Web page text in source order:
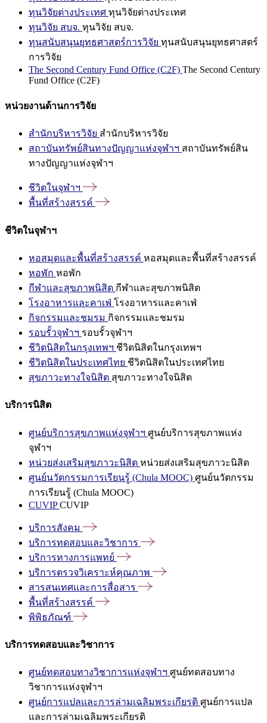
ทุนวิจัยต่างประเทศ ทุนวิจัยต่างประเทศ
ทุนวิจัย สบจ. ทุนวิจัย สบจ.
ทุนสนับสนุนยุทธศาสตร์การวิจัย ทุนสนับสนุนยุทธศาสตร์
การวิจัย
The Second Century Fund Office (C2F) The Second Century
Fund Office (C2F)
หน่วยงานด้านการวิจัย
สำนักบริหารวิจัย สำนักบริหารวิจัย
สถาบันทรัพย์สินทางปัญญาแห่งจุฬาฯ สถาบันทรัพย์สิน
ทางปัญญาแห่งจุฬาฯ
ชีวิตในจุฬาฯ
พื้นที่สร้างสรรค์
ชีวิตในจุฬาฯ
หอสมุดและพื้นที่สร้างสรรค์ หอสมุดและพื้นที่สร้างสรรค์
หอพัก หอพัก
กีฬาและสุขภาพนิสิต กีฬาและสุขภาพนิสิต
โรงอาหารและคาเฟ่ โรงอาหารและคาเฟ่
กิจกรรมและชมรม กิจกรรมและชมรม
รอบรั้วจุฬาฯ รอบรั้วจุฬาฯ
ชีวิตนิสิตในกรุงเทพฯ ชีวิตนิสิตในกรุงเทพฯ
ชีวิตนิสิตในประเทศไทย ชีวิตนิสิตในประเทศไทย
สุขภาวะทางใจนิสิต สุขภาวะทางใจนิสิต
บริการนิสิต
ศูนย์บริการสุขภาพแห่งจุฬาฯ ศูนย์บริการสุขภาพแห่ง
จุฬาฯ
หน่วยส่งเสริมสุขภาวะนิสิต หน่วยส่งเสริมสุขภาวะนิสิต
ศูนย์นวัตกรรมการเรียนรู้ (Chula MOOC) ศูนย์นวัตกรรม
การเรียนรู้ (Chula MOOC)
CUVIPCUVIP
บริการสังคม
บริการทดสอบและวิชาการ
บริการทางการแพทย์
บริการตรวจวิเคราะห์คุณภาพ
สารสนเทศและการสื่อสาร
พื้นที่สร้างสรรค์
พิพิธภัณฑ์
บริการทดสอบและวิชาการ
ศูนย์ทดสอบทางวิชาการแห่งจุฬาฯ ศูนย์ทดสอบทาง
วิชาการแห่งจุฬาฯ
ศูนย์การแปลและการล่ามเฉลิมพระเกียรติ ศูนย์การแปล
และการล่ามเฉลิมพระเกียรติ